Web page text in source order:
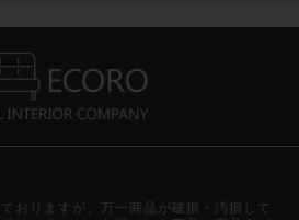
おりますが、万一商品が破損・汚損して